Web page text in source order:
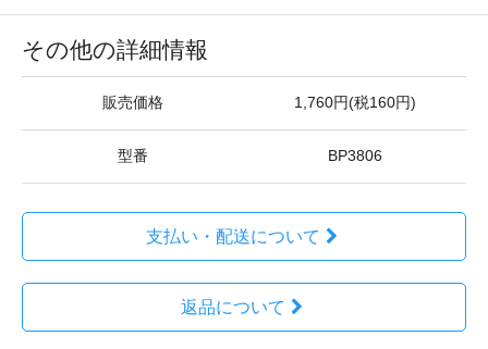
その他の詳細情報
販売価格 1,760円(税160円)
型番 BP3806
支払い・配送について
返品について